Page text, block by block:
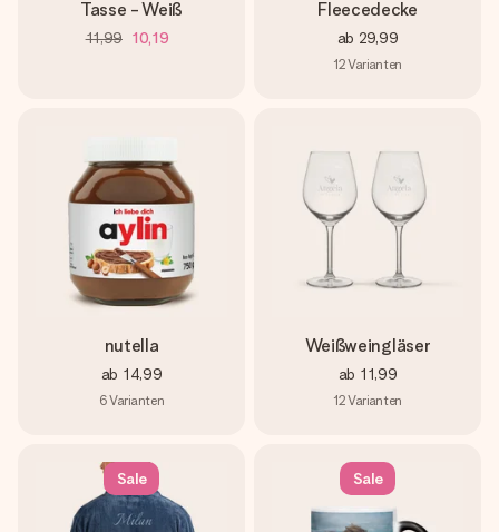
Tasse - Weiß
11,99 10,19
Fleecedecke
ab 29,99
12Varianten
nutella
ab 14,99
6Varianten
Weißweingläser
ab 11,99
12Varianten
Sale Sale